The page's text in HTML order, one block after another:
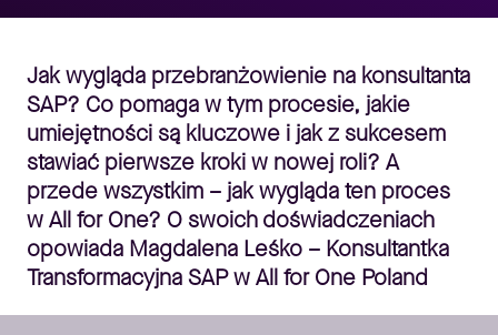
Jak wygląda przebranżowienie na konsultanta
SAP? Co pomaga w tym procesie, jakie
umiejętności są kluczowe i jak z sukcesem
stawiać pierwsze kroki w nowej roli? A
przede wszystkim – jak wygląda ten proces
w All for One? O swoich doświadczeniach
opowiada Magdalena Leśko – Konsultantka
Transformacyjna SAP w All for One Poland